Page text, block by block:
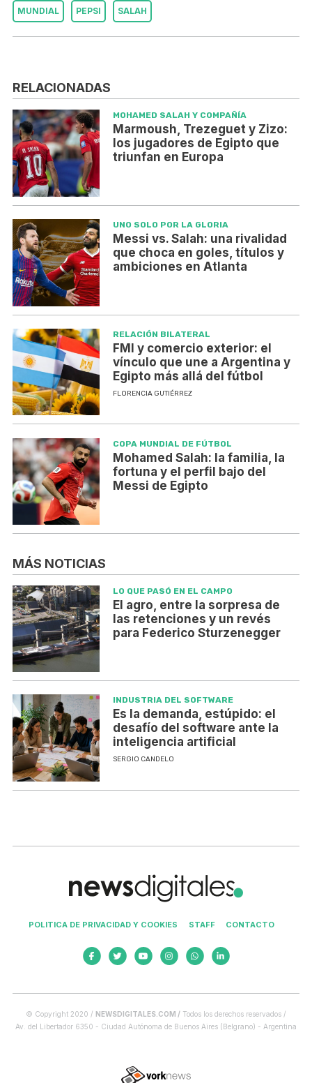
MUNDIAL PEPSI SALAH
RELACIONADAS
MOHAMED SALAH Y COMPAÑÍA
Marmoush, Trezeguet y Zizo:
los jugadores de Egipto que
triunfan en Europa
UNO SOLO POR LA GLORIA
Messi vs. Salah: una rivalidad
que choca en goles, títulos y
ambiciones en Atlanta
RELACIÓN BILATERAL
FMI y comercio exterior: el
vínculo que une a Argentina y
Egipto más allá del fútbol
FLORENCIA GUTIÉRREZ
COPA MUNDIAL DE FÚTBOL
Mohamed Salah: la familia, la
fortuna y el perfil bajo del
Messi de Egipto
MÁS NOTICIAS
LO QUE PASÓ EN EL CAMPO
El agro, entre la sorpresa de
las retenciones y un revés
para Federico Sturzenegger
INDUSTRIA DEL SOFTWARE
Es la demanda, estúpido: el
desafío del software ante la
inteligencia artificial
SERGIO CANDELO
POLITICA DE PRIVACIDAD Y COOKIES STAFF CONTACTO
© Copyright 2020 / NEWSDIGITALES.COM / Todos los derechos reservados /
Av. del Libertador 6350 - Ciudad Autónoma de Buenos Aires (Belgrano) - Argentina